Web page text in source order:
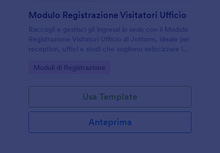
Modulo Registrazione Visitatori Ufficio
Raccogli e gestisci gli ingressi in sede con il Modulo
Registrazione Visitatori Ufficio di Jotform, ideale per
reception, uffici e studi che vogliono velocizzare la
Go to Category:
Moduli di Registrazione
Usa Template
Anteprima